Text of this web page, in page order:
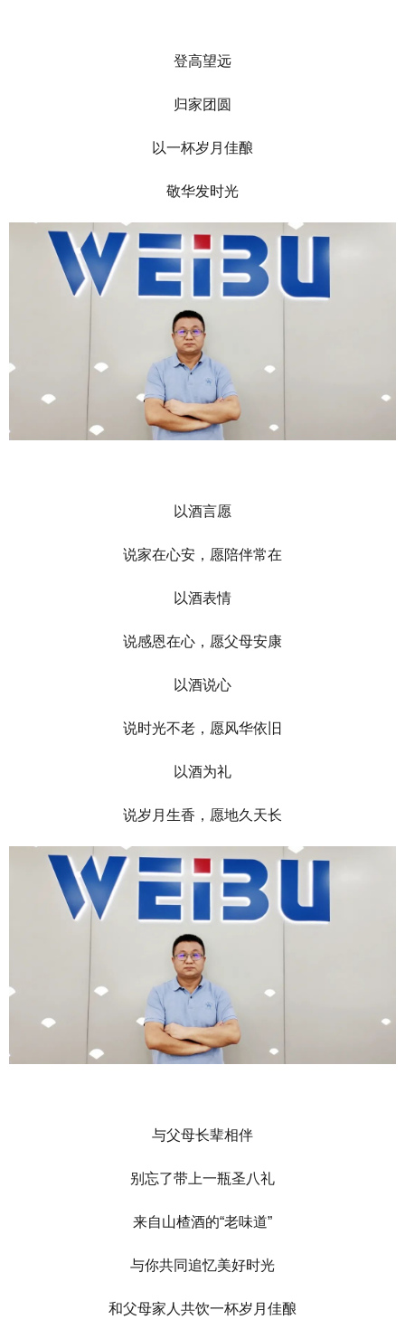
登高望远
归家团圆
以一杯岁月佳酿
敬华发时光
以酒言愿
说家在心安，愿陪伴常在
以酒表情
说感恩在心，愿父母安康
以酒说心
说时光不老，愿风华依旧
以酒为礼
说岁月生香，愿地久天长
与父母长辈相伴
别忘了带上一瓶圣八礼
来自山楂酒的“老味道”
与你共同追忆美好时光
和父母家人共饮一杯岁月佳酿